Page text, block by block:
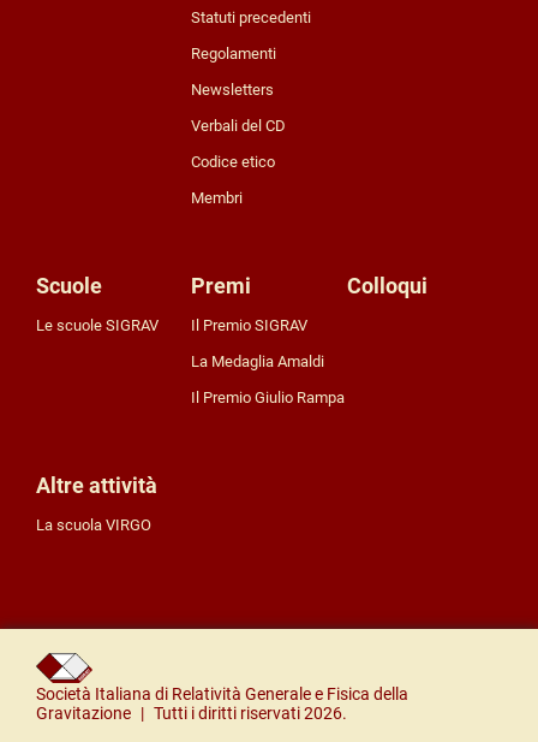
Statuti precedenti
Regolamenti
Newsletters
Verbali del CD
Codice etico
Membri
Scuole
Le scuole SIGRAV
Premi
Il Premio SIGRAV
La Medaglia Amaldi
Il Premio Giulio Rampa
Colloqui
Altre attività
La scuola VIRGO
Società Italiana di Relatività Generale e Fisica della
Gravitazione | Tutti i diritti riservati2026.